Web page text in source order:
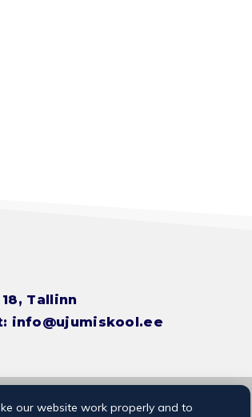
Tallinn
info@ujumiskool.ee
our website work properly and to